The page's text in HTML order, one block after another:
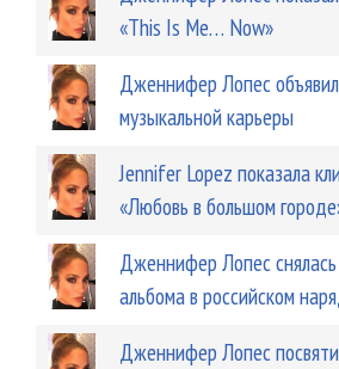
«This Is Me… Now»
Дженнифер Лопес
музыкальной карьеры
Jennifer Lopez показала
«Любовь в большом
Дженнифер Лопес
альбома в российском
Дженнифер Лопес